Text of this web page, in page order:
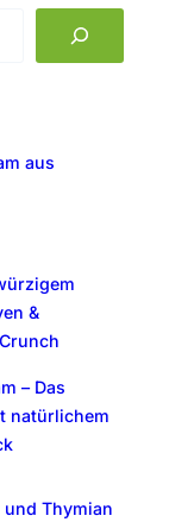
aus
&
– Das
natürlichem
Thymian